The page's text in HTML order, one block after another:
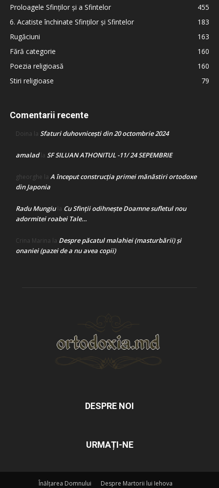
Proloagele Sfinților și a Sfintelor
455
6. Acatiste închinate Sfinților și Sfintelor
183
Rugăciuni
163
Fără categorie
160
Poezia religioasă
160
Stiri religioase
79
Comentarii recente
Doina la Sfaturi duhovnicești din 20 octombrie 2024
amaladla SF SILUAN ATHONITUL -11/ 24 SEPEMBRIE
gheorghe la A început construcţia primei mănăstiri ortodoxe
din Japonia
Radu Mungiula Cu Sfinții odihnește Doamne sufletul nou
adormitei roabei Tale…
Crina Marina la Despre păcatul malahiei (masturbării) şi
onaniei (pazei de a nu avea copii)
DESPRE NOI
URMAȚI-NE
Înălțarea Domnului Despre Martorii lui Iehova